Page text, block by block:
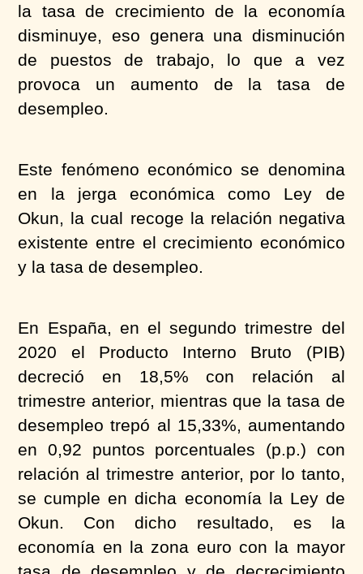
la tasa de crecimiento de la economía
disminuye, eso genera una disminución
de puestos de trabajo, lo que a vez
provoca un aumento de la tasa de
desempleo.
Este fenómeno económico se denomina
en la jerga económica como Ley de
Okun, la cual recoge la relación negativa
existente entre el crecimiento económico
y la tasa de desempleo.
En España, en el segundo trimestre del
2020 el Producto Interno Bruto (PIB)
decreció en 18,5% con relación al
trimestre anterior, mientras que la tasa de
desempleo trepó al 15,33%, aumentando
en 0,92 puntos porcentuales (p.p.) con
relación al trimestre anterior, por lo tanto,
se cumple en dicha economía la Ley de
Okun. Con dicho resultado, es la
economía en la zona euro con la mayor